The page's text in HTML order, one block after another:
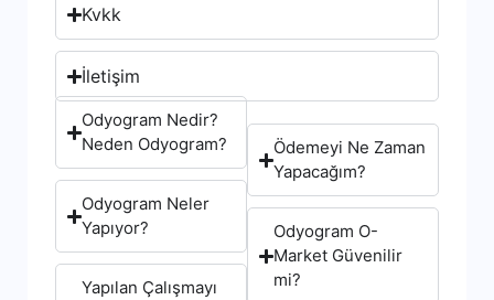
Kvkk
İletişim
Odyogram Nedir?
Neden Odyogram?
Odyogram Neler
Yapıyor?
Yapılan Çalışmayı
Ödemeyi Ne Zaman
Yapacağım?
Odyogram O-
Market Güvenilir
mi?